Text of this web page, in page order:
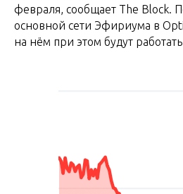
февраля, сообщает The Block.
основной сети Эфириума в
на нём при этом будут